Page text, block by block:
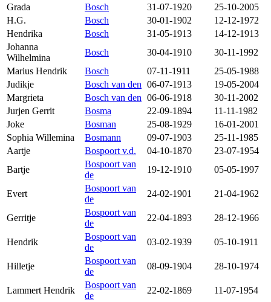
Grada
Bosch 31-07-1920
25-10-2005
H.G.
Bosch 30-01-1902
12-12-1972
Hendrika
Bosch 31-05-1913
14-12-1913
Johanna
Wilhelmina
Bosch 30-04-1910
30-11-1992
Marius Hendrik
Bosch 07-11-1911
25-05-1988
Judikje
Bosch van den 06-07-1913
19-05-2004
Margrieta
Bosch van den 06-06-1918
30-11-2002
Jurjen Gerrit
Bosma 22-09-1894
11-11-1982
Joke
Bosman 25-08-1929
16-01-2001
Sophia Willemina
Bosmann 09-07-1903
25-11-1985
Aartje
Bospoort v.d. 04-10-1870
23-07-1954
Bartje
Bospoort van
de
19-12-1910 05-05-1997
Evert
Bospoort van
de
24-02-1901 21-04-1962
Gerritje
Bospoort van
de
22-04-1893 28-12-1966
Hendrik
Bospoort van
de
03-02-1939 05-10-1911
Hilletje
Bospoort van
de
08-09-1904 28-10-1974
Lammert Hendrik
Bospoort van
de
22-02-1869 11-07-1954